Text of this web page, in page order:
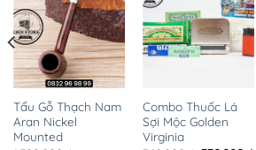
Tẩu Gỗ Thạch Nam
Aran Nickel
Mounted
Combo Thuốc Lá
Sợi Mộc Golden
Virginia